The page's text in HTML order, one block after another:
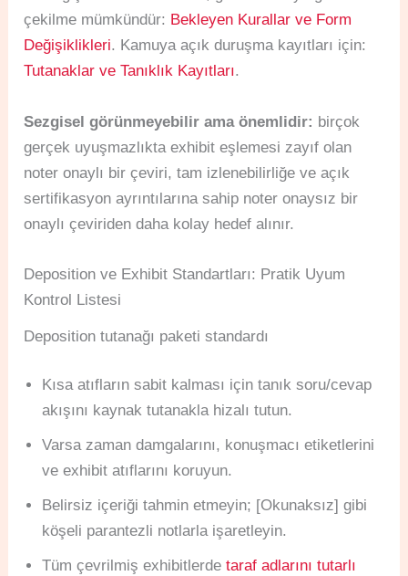
çekilme mümkündür: Bekleyen Kurallar ve Form
Değişiklikleri. Kamuya açık duruşma kayıtları için:
Tutanaklar ve Tanıklık Kayıtları.
Sezgisel görünmeyebilir ama önemlidir: birçok
gerçek uyuşmazlıkta exhibit eşlemesi zayıf olan
noter onaylı bir çeviri, tam izlenebilirliğe ve açık
sertifikasyon ayrıntılarına sahip noter onaysız bir
onaylı çeviriden daha kolay hedef alınır.
Deposition ve Exhibit Standartları: Pratik Uyum
Kontrol Listesi
Deposition tutanağı paketi standardı
Kısa atıfların sabit kalması için tanık soru/cevap
akışını kaynak tutanakla hizalı tutun.
Varsa zaman damgalarını, konuşmacı etiketlerini
ve exhibit atıflarını koruyun.
Belirsiz içeriği tahmin etmeyin; [Okunaksız] gibi
köşeli parantezli notlarla işaretleyin.
Tüm çevrilmiş exhibitlerdetaraf adlarını tutarlı